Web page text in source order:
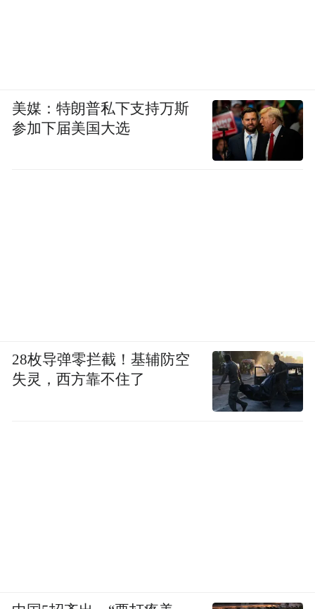
美媒：特朗普私下支持万斯
参加下届美国大选
28枚导弹零拦截！基辅防空
失灵，西方靠不住了